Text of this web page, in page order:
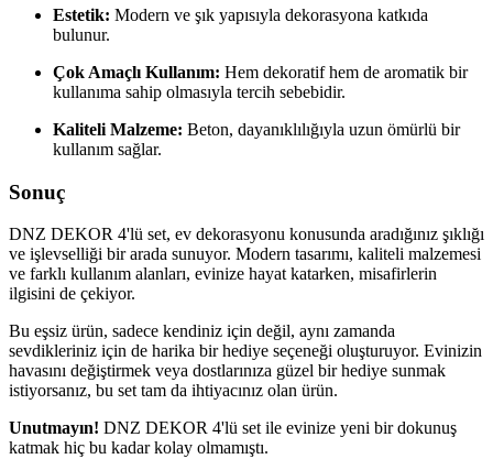
Estetik: Modern ve şık yapısıyla dekorasyona katkıda
bulunur.
Çok Amaçlı Kullanım: Hem dekoratif hem de aromatik bir
kullanıma sahip olmasıyla tercih sebebidir.
Kaliteli Malzeme: Beton, dayanıklılığıyla uzun ömürlü bir
kullanım sağlar.
Sonuç
DNZ DEKOR 4'lü set, ev dekorasyonu konusunda aradığınız şıklığı
ve işlevselliği bir arada sunuyor. Modern tasarımı, kaliteli malzemesi
ve farklı kullanım alanları, evinize hayat katarken, misafirlerin
ilgisini de çekiyor.
Bu eşsiz ürün, sadece kendiniz için değil, aynı zamanda
sevdikleriniz için de harika bir hediye seçeneği oluşturuyor. Evinizin
havasını değiştirmek veya dostlarınıza güzel bir hediye sunmak
istiyorsanız, bu set tam da ihtiyacınız olan ürün.
Unutmayın! DNZ DEKOR 4'lü set ile evinize yeni bir dokunuş
katmak hiç bu kadar kolay olmamıştı.